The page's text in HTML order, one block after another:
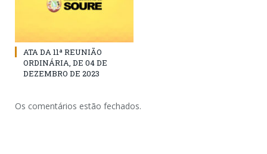
ATA DA 11ª REUNIÃO
ORDINÁRIA, DE 04 DE
DEZEMBRO DE 2023
Os comentários estão fechados.